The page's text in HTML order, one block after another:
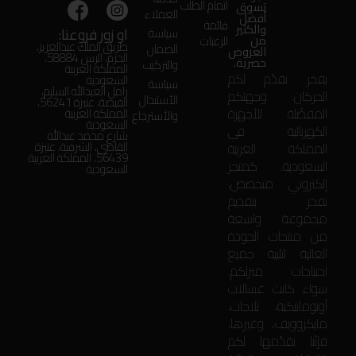
تسوق
أفضل
والكثير
من
العروض
حصرية.
بفخر نقدّم لكم
الحركان: وجهتكم
المفضّلة للأجهزة
الكهربائية في
المملكة العربية
السعودية. كمتجر
إلكتروني متخصص،
نفخر بتقديم
مجموعة واسعة
من منتجات الجودة
العالية لتلبية جميع
احتياجات منزلكم.
سواء كانت غسالات
أوتوماتيكية، ثلاجات،
مايكروويف، وغيرها،
فإنّنا نقدّمها لكم
اتمام الطلب
قائمة
الرغبات
العملاء
سياسة
الضمان
والتركيب
سياسة
الأستبدال
والأسترجاع
او زور فروعنا:
طريق الملك عبدالعزيز،
الحزم، الرس 58884،
المملكة العربية
السعودية
زامل العبدالله السليم،
الفيضة، عنيزة 56241،
المملكة العربية
السعودية
شارع محمد عبدالله
القاضي، الشرقية، عنيزة
56439، المملكة العربية
السعودية